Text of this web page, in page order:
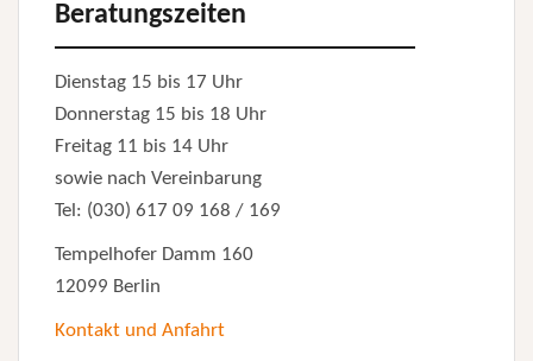
Beratungszeiten
Dienstag 15 bis 17 Uhr
Donnerstag 15 bis 18 Uhr
Freitag 11 bis 14 Uhr
sowie nach Vereinbarung
Tel: (030) 617 09 168 / 169
Tempelhofer Damm 160
12099 Berlin
Kontakt und Anfahrt